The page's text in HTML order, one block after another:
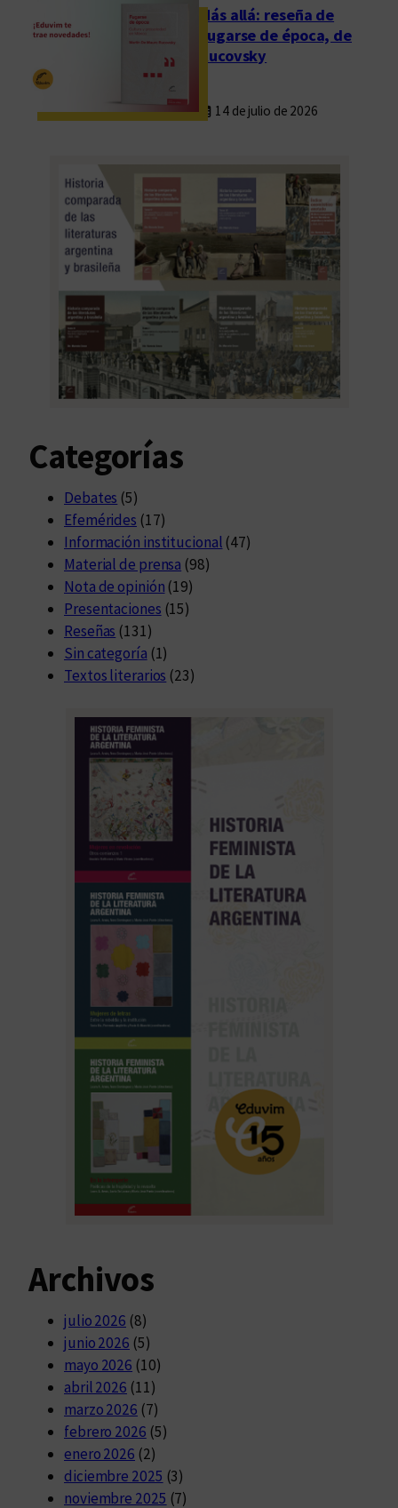
t
Más allá: reseña de
Fugarse de época, de
Rucovsky
14 de julio de 2026
Categorías
Debates (5)
Efemérides (17)
Información institucional (47)
Material de prensa (98)
Nota de opinión (19)
Presentaciones (15)
Reseñas (131)
Sin categoría (1)
Textos literarios (23)
Archivos
julio 2026 (8)
junio 2026 (5)
mayo 2026 (10)
abril 2026 (11)
marzo 2026 (7)
febrero 2026 (5)
enero 2026 (2)
diciembre 2025 (3)
noviembre 2025 (7)